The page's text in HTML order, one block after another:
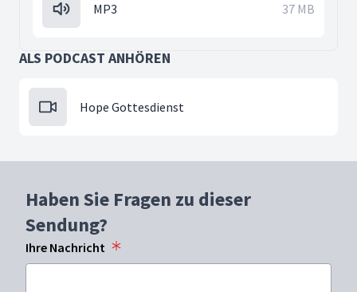
MP3 37 MB
ALS PODCAST ANHÖREN
Hope Gottesdienst
Haben Sie Fragen zu dieser
Sendung?
Ihre Nachricht